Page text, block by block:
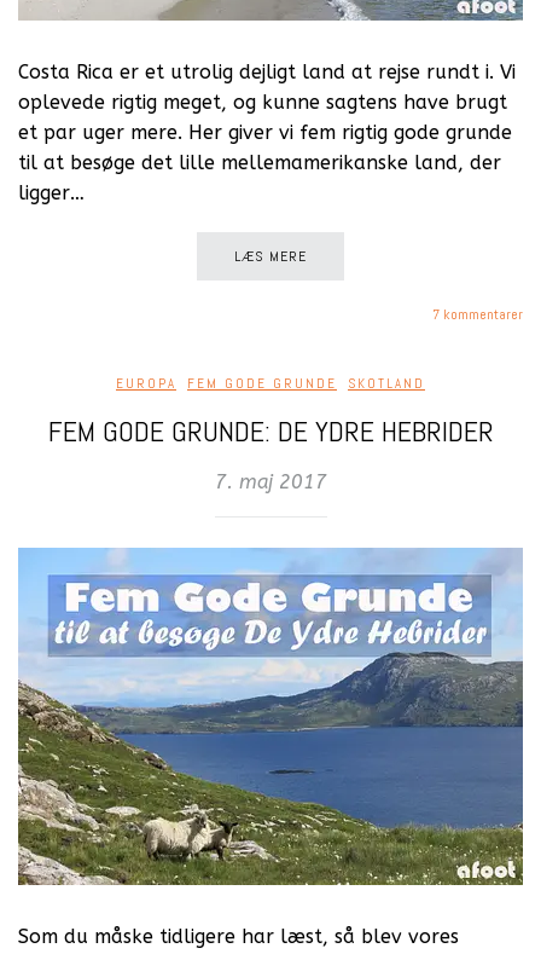
Costa Rica er et utrolig dejligt land at rejse rundt i. Vi
oplevede rigtig meget, og kunne sagtens have brugt
et par uger mere. Her giver vi fem rigtig gode grunde
til at besøge det lille mellemamerikanske land, der
ligger…
LÆS MERE
7 kommentarer
EUROPA FEM GODE GRUNDE SKOTLAND
FEM GODE GRUNDE: DE YDRE HEBRIDER
7. maj 2017
Som du måske tidligere har læst, så blev vores